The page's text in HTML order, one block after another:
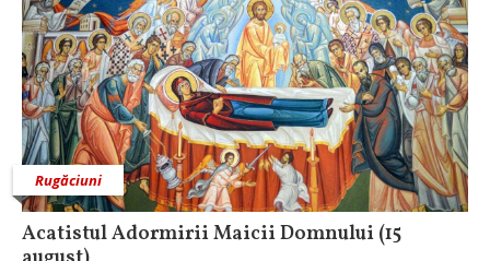
Rugăciuni
Acatistul Adormirii Maicii Domnului (15